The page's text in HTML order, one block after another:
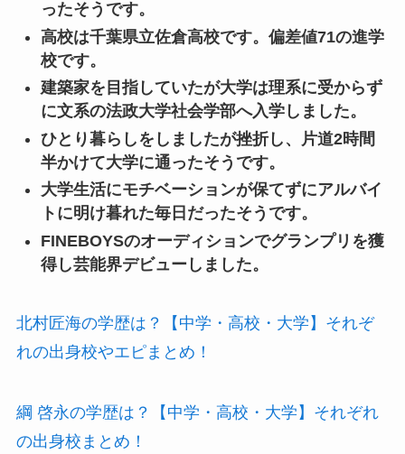
ったそうです。
高校は千葉県立佐倉高校です。偏差値71の進学
校です。
建築家を目指していたが大学は理系に受からず
に文系の法政大学社会学部へ入学しました。
ひとり暮らしをしましたが挫折し、片道2時間
半かけて大学に通ったそうです。
大学生活にモチベーションが保てずにアルバイ
トに明け暮れた毎日だったそうです。
FINEBOYSのオーディションでグランプリを獲
得し芸能界デビューしました。
北村匠海の学歴は？【中学・高校・大学】それぞ
れの出身校やエピまとめ！
綱 啓永の学歴は？【中学・高校・大学】それぞれ
の出身校まとめ！